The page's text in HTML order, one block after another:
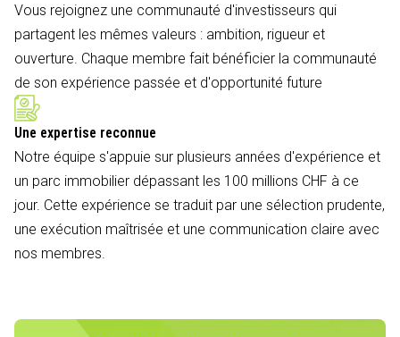
Vous rejoignez une communauté d'investisseurs qui
partagent les mêmes valeurs : ambition, rigueur et
ouverture. Chaque membre fait bénéficier la communauté
de son expérience passée et d'opportunité future
Une expertise reconnue
Notre équipe s'appuie sur plusieurs années d'expérience et
un parc immobilier dépassant les 100 millions CHF à ce
jour. Cette expérience se traduit par une sélection prudente,
une exécution maîtrisée et une communication claire avec
nos membres.